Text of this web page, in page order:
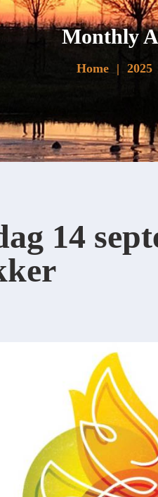
Monthly
Home 2025
14